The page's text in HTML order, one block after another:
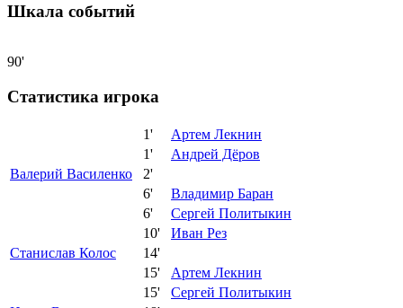
Шкала событий
90'
Статистика игрока
1'
Артем Лекнин
1'
Андрей Дёров
Валерий Василенко
2'
6'
Владимир Баран
6'
Сергей Политыкин
10'
Иван Рез
Станислав Колос
14'
15'
Артем Лекнин
15'
Сергей Политыкин